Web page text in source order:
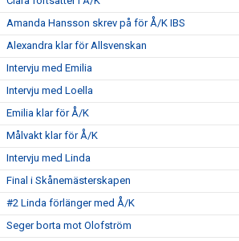
Amanda Hansson skrev på för Å/K IBS
Alexandra klar för Allsvenskan
Intervju med Emilia
Intervju med Loella
Emilia klar för Å/K
Målvakt klar för Å/K
Intervju med Linda
Final i Skånemästerskapen
#2 Linda förlänger med Å/K
Seger borta mot Olofström